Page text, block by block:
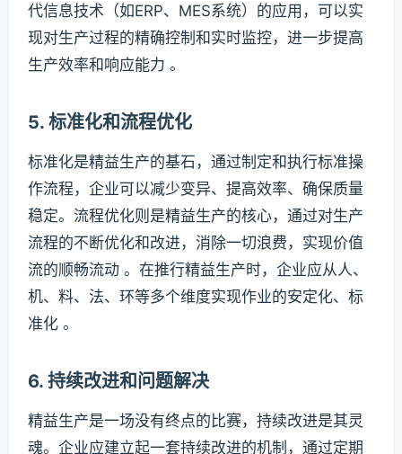
代信息技术（如ERP、MES系统）的应用，可以实
现对生产过程的精确控制和实时监控，进一步提高
生产效率和响应能力 。
5. 标准化和流程优化
标准化是精益生产的基石，通过制定和执行标准操
作流程，企业可以减少变异、提高效率、确保质量
稳定。流程优化则是精益生产的核心，通过对生产
流程的不断优化和改进，消除一切浪费，实现价值
流的顺畅流动 。在推行精益生产时，企业应从人、
机、料、法、环等多个维度实现作业的安定化、标
准化 。
6. 持续改进和问题解决
精益生产是一场没有终点的比赛，持续改进是其灵
魂。企业应建立起一套持续改进的机制，通过定期